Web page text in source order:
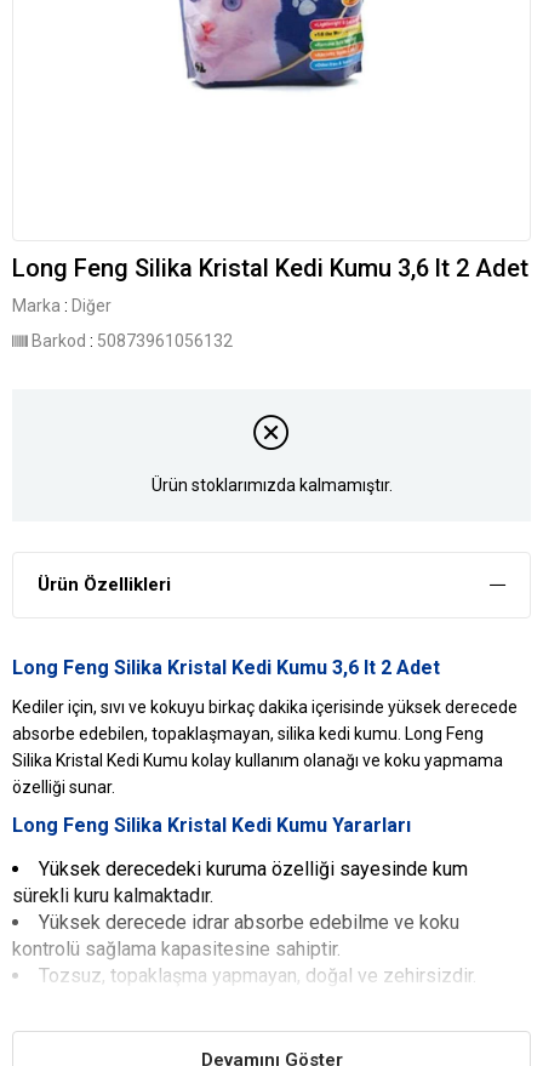
Long Feng Silika Kristal Kedi Kumu 3,6 lt 2 Adet
Marka : Diğer
Barkod : 50873961056132
Ürün stoklarımızda kalmamıştır.
Ürün Özellikleri
Long Feng Silika Kristal Kedi Kumu 3,6 lt 2 Adet
Kediler için, sıvı ve kokuyu birkaç dakika içerisinde yüksek derecede
absorbe edebilen, topaklaşmayan, silika kedi kumu. Long Feng
Silika Kristal Kedi Kumu kolay kullanım olanağı ve koku yapmama
özelliği sunar.
Long Feng Silika Kristal Kedi Kumu Yararları
Yüksek derecedeki kuruma özelliği sayesinde kum
sürekli kuru kalmaktadır.
Yüksek derecede idrar absorbe edebilme ve koku
kontrolü sağlama kapasitesine sahiptir.
Tozsuz, topaklaşma yapmayan, doğal ve zehirsizdir.
Bakterilerin üremesini engelleyerek ve hapsederek
yayılmalarını önlemektedir.Devamını Göster